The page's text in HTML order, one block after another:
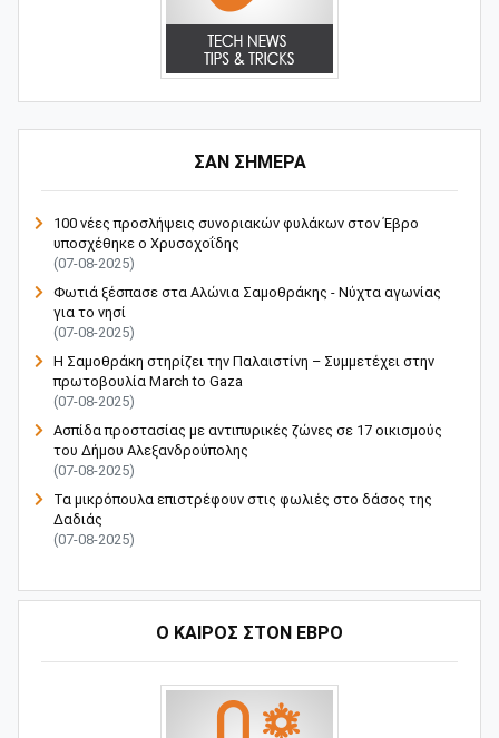
ΣΑΝ ΣΗΜΕΡΑ
100 νέες προσλήψεις συνοριακών φυλάκων στον Έβρο
υποσχέθηκε ο Χρυσοχοΐδης
(07-08-2025)
Φωτιά ξέσπασε στα Αλώνια Σαμοθράκης - Νύχτα αγωνίας
για το νησί
(07-08-2025)
Η Σαμοθράκη στηρίζει την Παλαιστίνη – Συμμετέχει στην
πρωτοβουλία March to Gaza
(07-08-2025)
Ασπίδα προστασίας με αντιπυρικές ζώνες σε 17 οικισμούς
του Δήμου Αλεξανδρούπολης
(07-08-2025)
Τα μικρόπουλα επιστρέφουν στις φωλιές στο δάσος της
Δαδιάς
(07-08-2025)
Ο ΚΑΙΡΟΣ ΣΤΟΝ ΕΒΡΟ